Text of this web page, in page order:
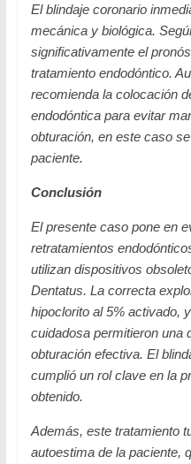
El blindaje coronario
mecánica y biológica.
significativamente el
tratamiento endodóntico.
recomienda la colocación
endodóntica para evitar
obturación, en este caso
paciente.
Conclusión
El presente caso pone en
retratamientos
utilizan dispositivos
Dentatus. La correcta
hipoclorito al 5% activado,
cuidadosa permitieron una
obturación efectiva. El
cumplió un rol clave en la
obtenido.
Además, este tratamiento
autoestima de la paciente,